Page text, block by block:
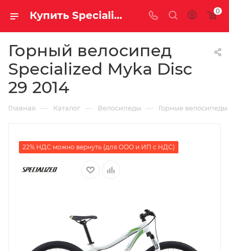
Купить Specialized Myka Disc 29 2014 за рублей, а со скидкой 0
Горный велосипед
Specialized Myka Disc
29 2014
Главная — Каталог — Велосипеды — Горные велосипеды
22% НДС можно вернуть (для ООО и ИП с НДС)